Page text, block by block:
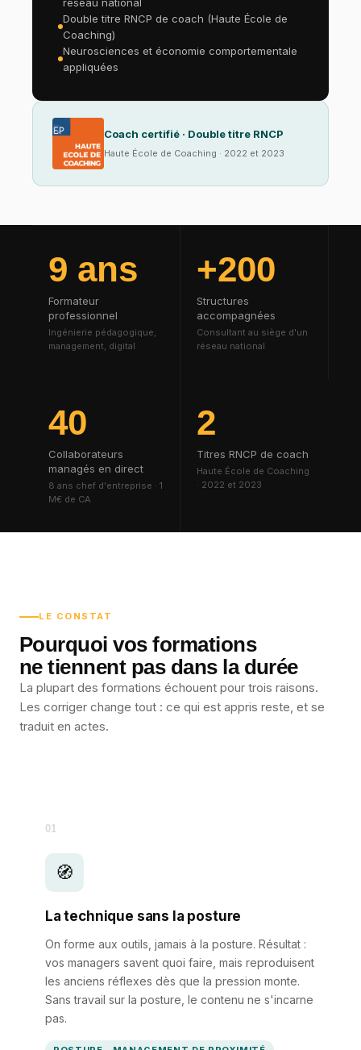
Double titre RNCP de coach (Haute École de
Coaching)
Neurosciences et économie comportementale
appliquées
Coach certifié · Double titre RNCP
Haute École de Coaching · 2022 et 2023
9 ans
Formateur
professionnel
Ingénierie pédagogique,
management, digital
+200
Structures
accompagnées
Consultant au siège d'un
réseau national
40
Collaborateurs
managés en direct
8 ans chef d'entreprise · 1
M€ de CA
2
Titres RNCP de coach
Haute École de Coaching
· 2022 et 2023
LE CONSTAT
Pourquoi vos formations
ne tiennent pas dans la durée
La plupart des formations échouent pour trois raisons.
Les corriger change tout : ce qui est appris reste, et se
traduit en actes.
01
🧭
La technique sans la posture
On forme aux outils, jamais à la posture. Résultat :
vos managers savent quoi faire, mais reproduisent
les anciens réflexes dès que la pression monte.
Sans travail sur la posture, le contenu ne s'incarne
pas.